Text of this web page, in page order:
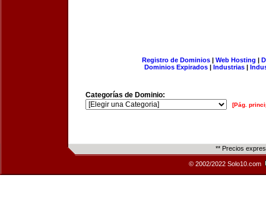
Registro de Dominios| Web Hosting |
Dominios Expirados | Industrias |
Categorías de Dominio:
[Pág.
** Precios
© 2002/2022 Solo10.com